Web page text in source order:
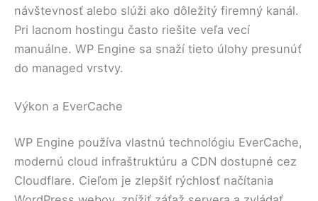
návštevnosť alebo slúži ako dôležitý firemný kanál.
Pri lacnom hostingu často riešite veľa vecí
manuálne. WP Engine sa snaží tieto úlohy presunúť
do managed vrstvy.
Výkon a EverCache
WP Engine používa vlastnú technológiu EverCache,
modernú cloud infraštruktúru a CDN dostupné cez
Cloudflare. Cieľom je zlepšiť rýchlosť načítania